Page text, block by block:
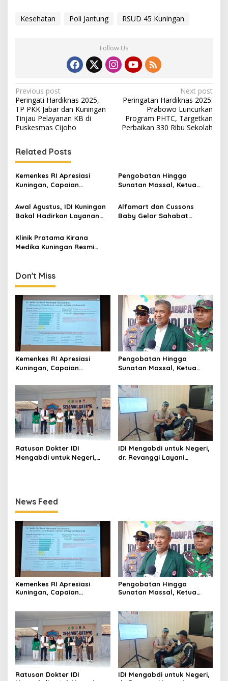
Kesehatan Poli Jantung RSUD 45 Kuningan
Follow Us
Post
navigation
Previous post
Peringati Hardiknas 2025,
TP PKK Jabar dan Kuningan
Tinjau Pelayanan KB di
Puskesmas Cijoho
Next post
Peringatan Hardiknas 2025:
Prabowo Luncurkan
Program PHTC, Targetkan
Perbaikan 330 Ribu Sekolah
Related Posts
Kemenkes RI Apresiasi
Kuningan, Capaian
Stunting Tembus 100 Persen
Pengobatan Hingga
Sunatan Massal, Ketua
IDI Kuningan Hadirkan
Layanan Kesehatan Gratis
di Cibingbin
Awal Agustus, IDI Kuningan
Bakal Hadirkan Layanan
Cibingbin, Bupati Dian
Riding Bareng Dokter
Alfamart dan Cussons
Baby Gelar Sahabat
Klinik Pratama Kirana
Medika Kuningan Resmi
Pelayanan Kesehatan 24
Jam
Don't Miss
Kemenkes RI Apresiasi
Kuningan, Capaian
Stunting Tembus 100 Persen
Pengobatan Hingga
Sunatan Massal, Ketua
IDI Kuningan Hadirkan
Layanan Kesehatan Gratis
di Cibingbin
Ratusan Dokter IDI
Mengabdi untuk Negeri,
IDI Mengabdi untuk Negeri,
dr. Revanggi Layani
News Feed
Kemenkes RI Apresiasi
Kuningan, Capaian
Pengobatan Hingga
Sunatan Massal, Ketua
Layanan Kesehatan Gratis
di Cibingbin
Ratusan Dokter IDI
IDI Mengabdi untuk Negeri,